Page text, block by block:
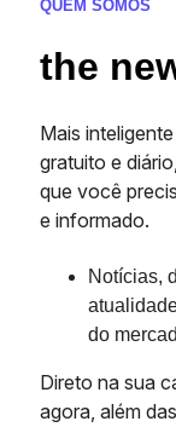
QUEM SOMOS
the
Mais
gratuito e
que você
e informado.
Notícias,
do
Direto na sua
agora, além